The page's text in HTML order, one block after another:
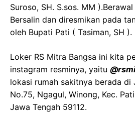
Suroso, SH. S.sos. MM
Bersalin dan diresmikan pada
oleh Bupati Pati ( Tasiman, SH ).
Loker RS Mitra Bangsa ini kita
instagram resminya, yaitu
lokasi rumah sakitnya berada di
No.75, Ngagul, Winong, Kec.
Jawa Tengah 59112.